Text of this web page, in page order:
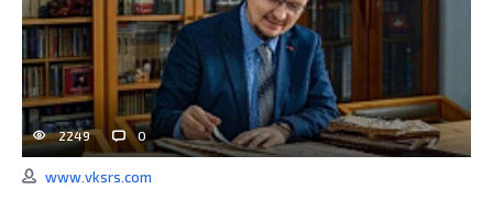
2249 0
www.vksrs.com